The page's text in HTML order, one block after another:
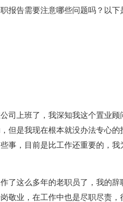
报告需要注意哪些问题吗？以
司上班了，我深知我这个置业
但是我现在根本就没办法专心
事，目前是比工作还重要的，
了这么多年的老职员了，我的
敬业，在工作中也是尽职尽责